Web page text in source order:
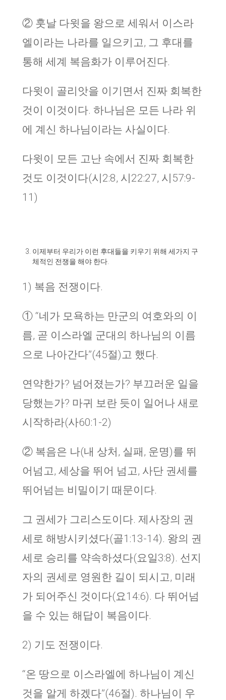
② 훗날 다윗을 왕으로 세워서 이스라
엘이라는 나라를 일으키고, 그 후대를
통해 세계 복음화가 이루어진다.
다윗이 골리앗을 이기면서 진짜 회복한
것이 이것이다. 하나님은 모든 나라 위
에 계신 하나님이라는 사실이다.
다윗이 모든 고난 속에서 진짜 회복한
것도 이것이다(시2:8, 시22:27, 시57:9-
11)
이제부터 우리가 이런 후대들을 키우기 위해 세가지 구
체적인 전쟁을 해야 한다.
1) 복음 전쟁이다.
① “네가 모욕하는 만군의 여호와의 이
름, 곧 이스라엘 군대의 하나님의 이름
으로 나아간다”(45절)고 했다.
연약한가? 넘어졌는가? 부끄러운 일을
당했는가? 마귀 보란 듯이 일어나 새로
시작하라(사60:1-2)
② 복음은 나(내 상처, 실패, 운명)를 뛰
어넘고, 세상을 뛰어 넘고, 사단 권세를
뛰어넘는 비밀이기 때문이다.
그 권세가 그리스도이다. 제사장의 권
세로 해방시키셨다(골1:13-14). 왕의 권
세로 승리를 약속하셨다(요일3:8). 선지
자의 권세로 영원한 길이 되시고, 미래
가 되어주신 것이다(요14:6). 다 뛰어넘
을 수 있는 해답이 복음이다.
2) 기도 전쟁이다.
“온 땅으로 이스라엘에 하나님이 계신
것을 알게 하겠다”(46절). 하나님이 우